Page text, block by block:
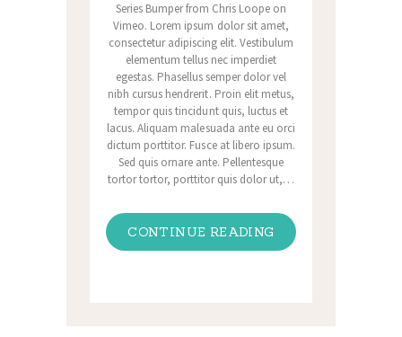
Series Bumper from Chris Loope on
Vimeo. Lorem ipsum dolor sit amet,
consectetur adipiscing elit. Vestibulum
elementum tellus nec imperdiet
egestas. Phasellus semper dolor vel
nibh cursus hendrerit. Proin elit metus,
tempor quis tincidunt quis, luctus et
lacus. Aliquam malesuada ante eu orci
dictum porttitor. Fusce at libero ipsum.
Sed quis ornare ante. Pellentesque
tortor tortor, porttitor quis dolor ut,…
CONTINUE READING